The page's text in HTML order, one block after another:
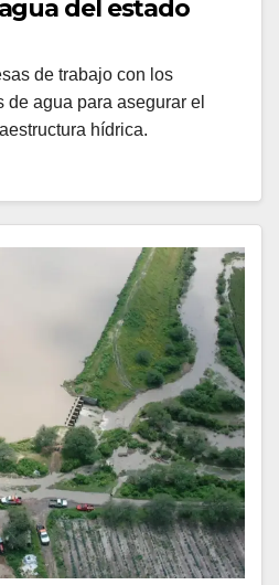
del estado
de trabajo con los
agua para asegurar el
hídrica.